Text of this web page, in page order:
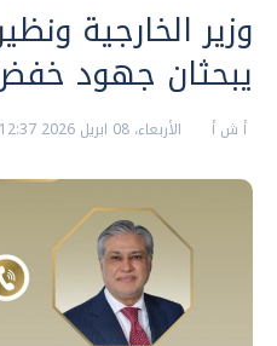
وزير الخارجية
يبحثان جهود
أ ش أ الأربعاء، 08 ابريل 2026 12:37 ص